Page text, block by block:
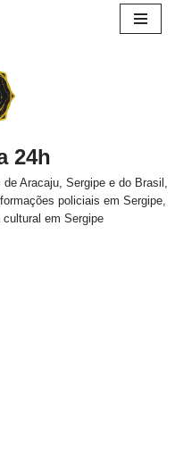
24h
Aracaju, Sergipe e do Brasil,
policiais em Sergipe,
em Sergipe